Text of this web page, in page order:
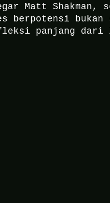
Matt
berpotensi bukan
panjang dari